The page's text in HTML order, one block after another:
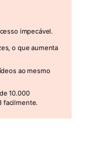
impecável.
o que aumenta
ao mesmo
10.000
facilmente.